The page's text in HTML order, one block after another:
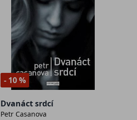
- 10 %
Dvanáct srdcí
Petr Casanova